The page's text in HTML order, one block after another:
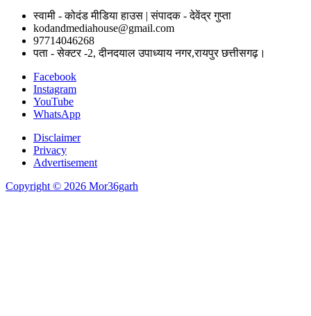
स्वामी - कोदंड मीडिया हाउस | संपादक - देवेंद्र गुप्ता
kodandmediahouse@gmail.com
97714046268
पता - सेक्टर -2, दीनदयाल उपाध्याय नगर,रायपुर छत्तीसगढ़।
Facebook
Instagram
YouTube
WhatsApp
Disclaimer
Privacy
Advertisement
Copyright © 2026 Mor36garh